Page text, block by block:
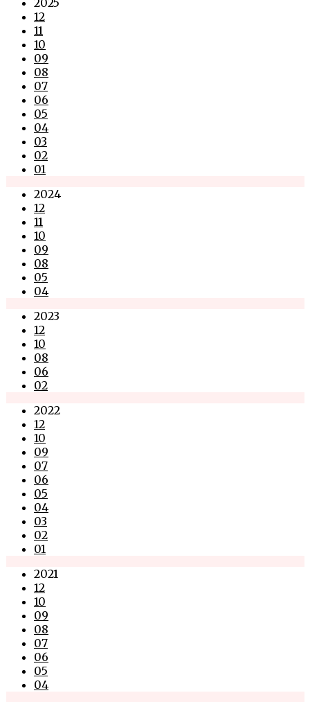
2025
12
11
10
09
08
07
06
05
04
03
02
01
2024
12
11
10
09
08
05
04
2023
12
10
08
06
02
2022
12
10
09
07
06
05
04
03
02
01
2021
12
10
09
08
07
06
05
04